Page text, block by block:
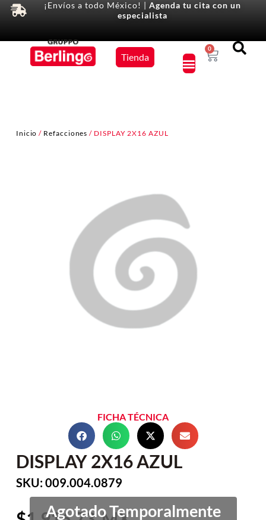
¡Envíos a todo México! | Agenda tu cita con un
especialista
Tienda
0
Inicio / Refacciones / DISPLAY 2X16 AZUL
FICHA TÉCNICA
DISPLAY 2X16 AZUL
SKU: 009.004.0879